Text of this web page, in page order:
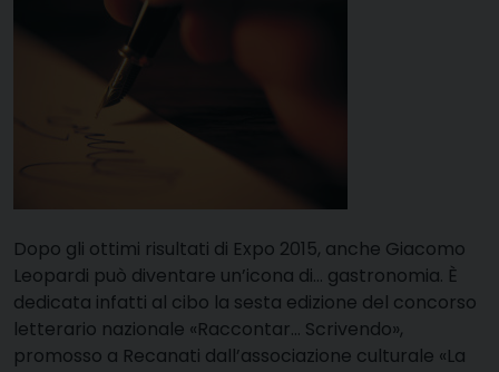
Dopo gli ottimi risultati di Expo 2015, anche Giacomo
Leopardi può diventare un’icona di… gastronomia. È
dedicata infatti al cibo la sesta edizione del concorso
letterario nazionale «Raccontar… Scrivendo»,
promosso a Recanati dall’associazione culturale «La